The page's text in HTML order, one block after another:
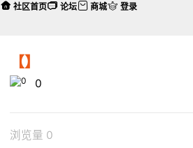
【】
0
浏览量 0
社区首页 论坛 商城 登录